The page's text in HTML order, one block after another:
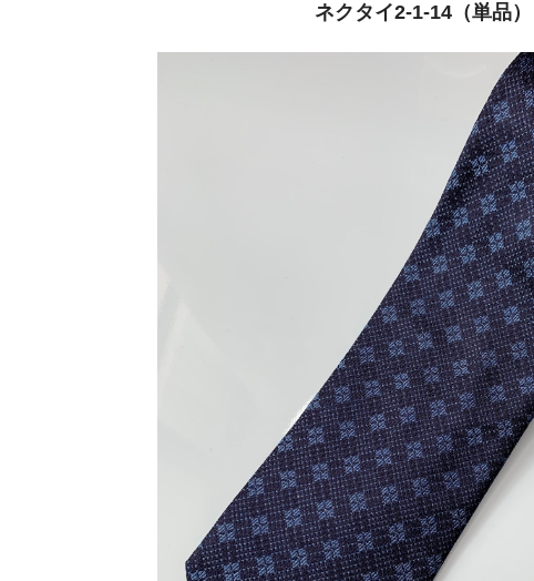
ネクタイ2-1-14（単品）